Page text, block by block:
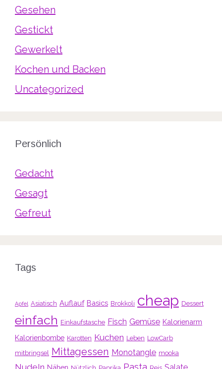
Gesehen
Gestickt
Gewerkelt
Kochen und Backen
Uncategorized
Persönlich
Gedacht
Gesagt
Gefreut
Tags
Apfel Asiatisch Auflauf Basics Brokkoli cheap Dessert
einfach Einkaufstasche Fisch Gemüse Kalorienarm
Kalorienbombe Karotten Kuchen Leben LowCarb
mitbringsel Mittagessen Monotangle mooka
Nudeln Nähen Pasta